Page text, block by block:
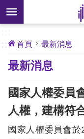
前往主要內容區塊
搜
尋
開
新
]
核
心
人
權
公
約
關
於
:::
首頁 最新消息
最新消息
國家人權委員
人權，建構符
國家人權委員會